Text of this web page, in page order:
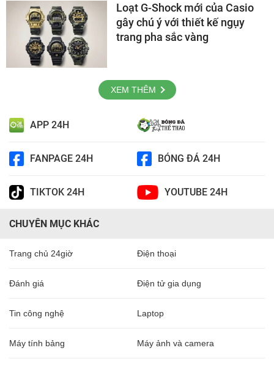
Loạt G-Shock mới của Casio
gây chú ý với thiết kế ngụy
trang pha sắc vàng
XEM THÊM
APP 24H
FANPAGE 24H BÓNG ĐÁ 24H
TIKTOK 24H YOUTUBE 24H
CHUYÊN MỤC KHÁC
Trang chủ 24giờ Điện thoại
Đánh giá Điện tử gia dụng
Tin công nghệ Laptop
Máy tính bảng Máy ảnh và camera